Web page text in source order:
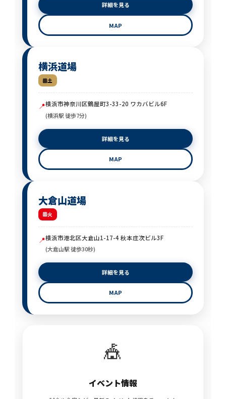
詳細を見る
MAP
横浜道場
土
📍横浜市神奈川区鶴屋町3-33-20 ワカバビル6F
(横浜駅 徒歩7分)
詳細を見る
MAP
大倉山道場
火
📍横浜市港北区大倉山1-17-4 秋本庄次ビル3F
(大倉山駅 徒歩30秒)
詳細を見る
MAP
🎪
イベント情報